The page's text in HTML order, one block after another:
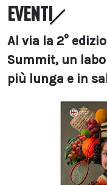
EVENTI
Al via la 2°
Summit, un
più lunga e in